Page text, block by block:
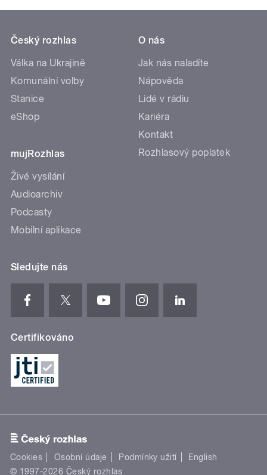
Český rozhlas
Válka na Ukrajině
Komunální volby
Stanice
eShop
mujRozhlas
Živé vysílání
Audioarchiv
Podcasty
Mobilní aplikace
O nás
Jak nás naladíte
Nápověda
Lidé v rádiu
Kariéra
Kontakt
Rozhlasový poplatek
Sledujte nás
Certifikováno
Cookies Osobní údaje Podmínky užití
English
© 1997-2026 Český rozhlas